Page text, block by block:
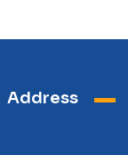
Address